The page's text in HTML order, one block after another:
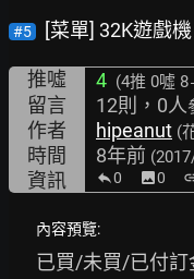
#5 [菜單] 32K遊戲機
推噓 4 (4推 0噓
留言 12則，0人
作者 hipeanut (
時間 8年前
資訊 0 image0
內容預覽:
已買/未買/已付